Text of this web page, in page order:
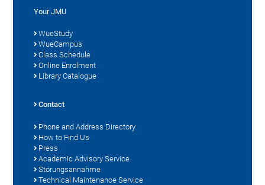
Your JMU
WueStudy
WueCampus
Class Schedule
Online Enrolment
Library Catalogue
Contact
Phone and Address Directory
How to Find Us
Press
Academic Advisory Service
Störungsannahme
Technical Maintenance Service